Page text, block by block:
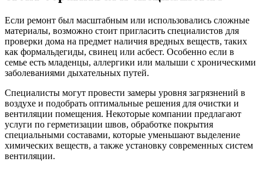
Если ремонт был масштабным или использовались сложные
материалы, возможно стоит пригласить специалистов для
проверки дома на предмет наличия вредных веществ, таких
как формальдегиды, свинец или асбест. Особенно если в
семье есть младенцы, аллергики или малыши с хроническими
заболеваниями дыхательных путей.
Специалисты могут провести замеры уровня загрязнений в
воздухе и подобрать оптимальные решения для очистки и
вентиляции помещения. Некоторые компании предлагают
услуги по герметизации швов, обработке покрытия
специальными составами, которые уменьшают выделение
химических веществ, а также установку современных систем
вентиляции.